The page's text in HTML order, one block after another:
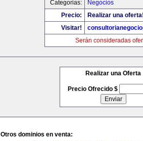
Categorias:
Negocios
Precio:
Realizar una
Visitar!
Serán consideradas
Realizar una Oferta
Precio Ofrecido $
Otros dominios en venta: